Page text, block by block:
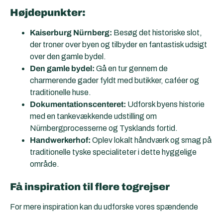
Højdepunkter:
Kaiserburg Nürnberg: Besøg det historiske slot,
der troner over byen og tilbyder en fantastisk udsigt
over den gamle bydel.
Den gamle bydel: Gå en tur gennem de
charmerende gader fyldt med butikker, caféer og
traditionelle huse.
Dokumentationscenteret: Udforsk byens historie
med en tankevækkende udstilling om
Nürnbergprocesserne og Tysklands fortid.
Handwerkerhof: Oplev lokalt håndværk og smag på
traditionelle tyske specialiteter i dette hyggelige
område.
Få inspiration til flere togrejser
For mere inspiration kan du udforske vores spændende